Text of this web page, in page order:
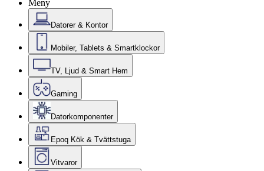
Meny
Datorer & Kontor
Mobiler, Tablets & Smartklockor
TV, Ljud & Smart Hem
Gaming
Datorkomponenter
Epoq Kök & Tvättstuga
Vitvaror